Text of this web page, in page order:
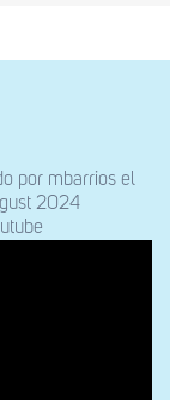
por mbarrios el
2024